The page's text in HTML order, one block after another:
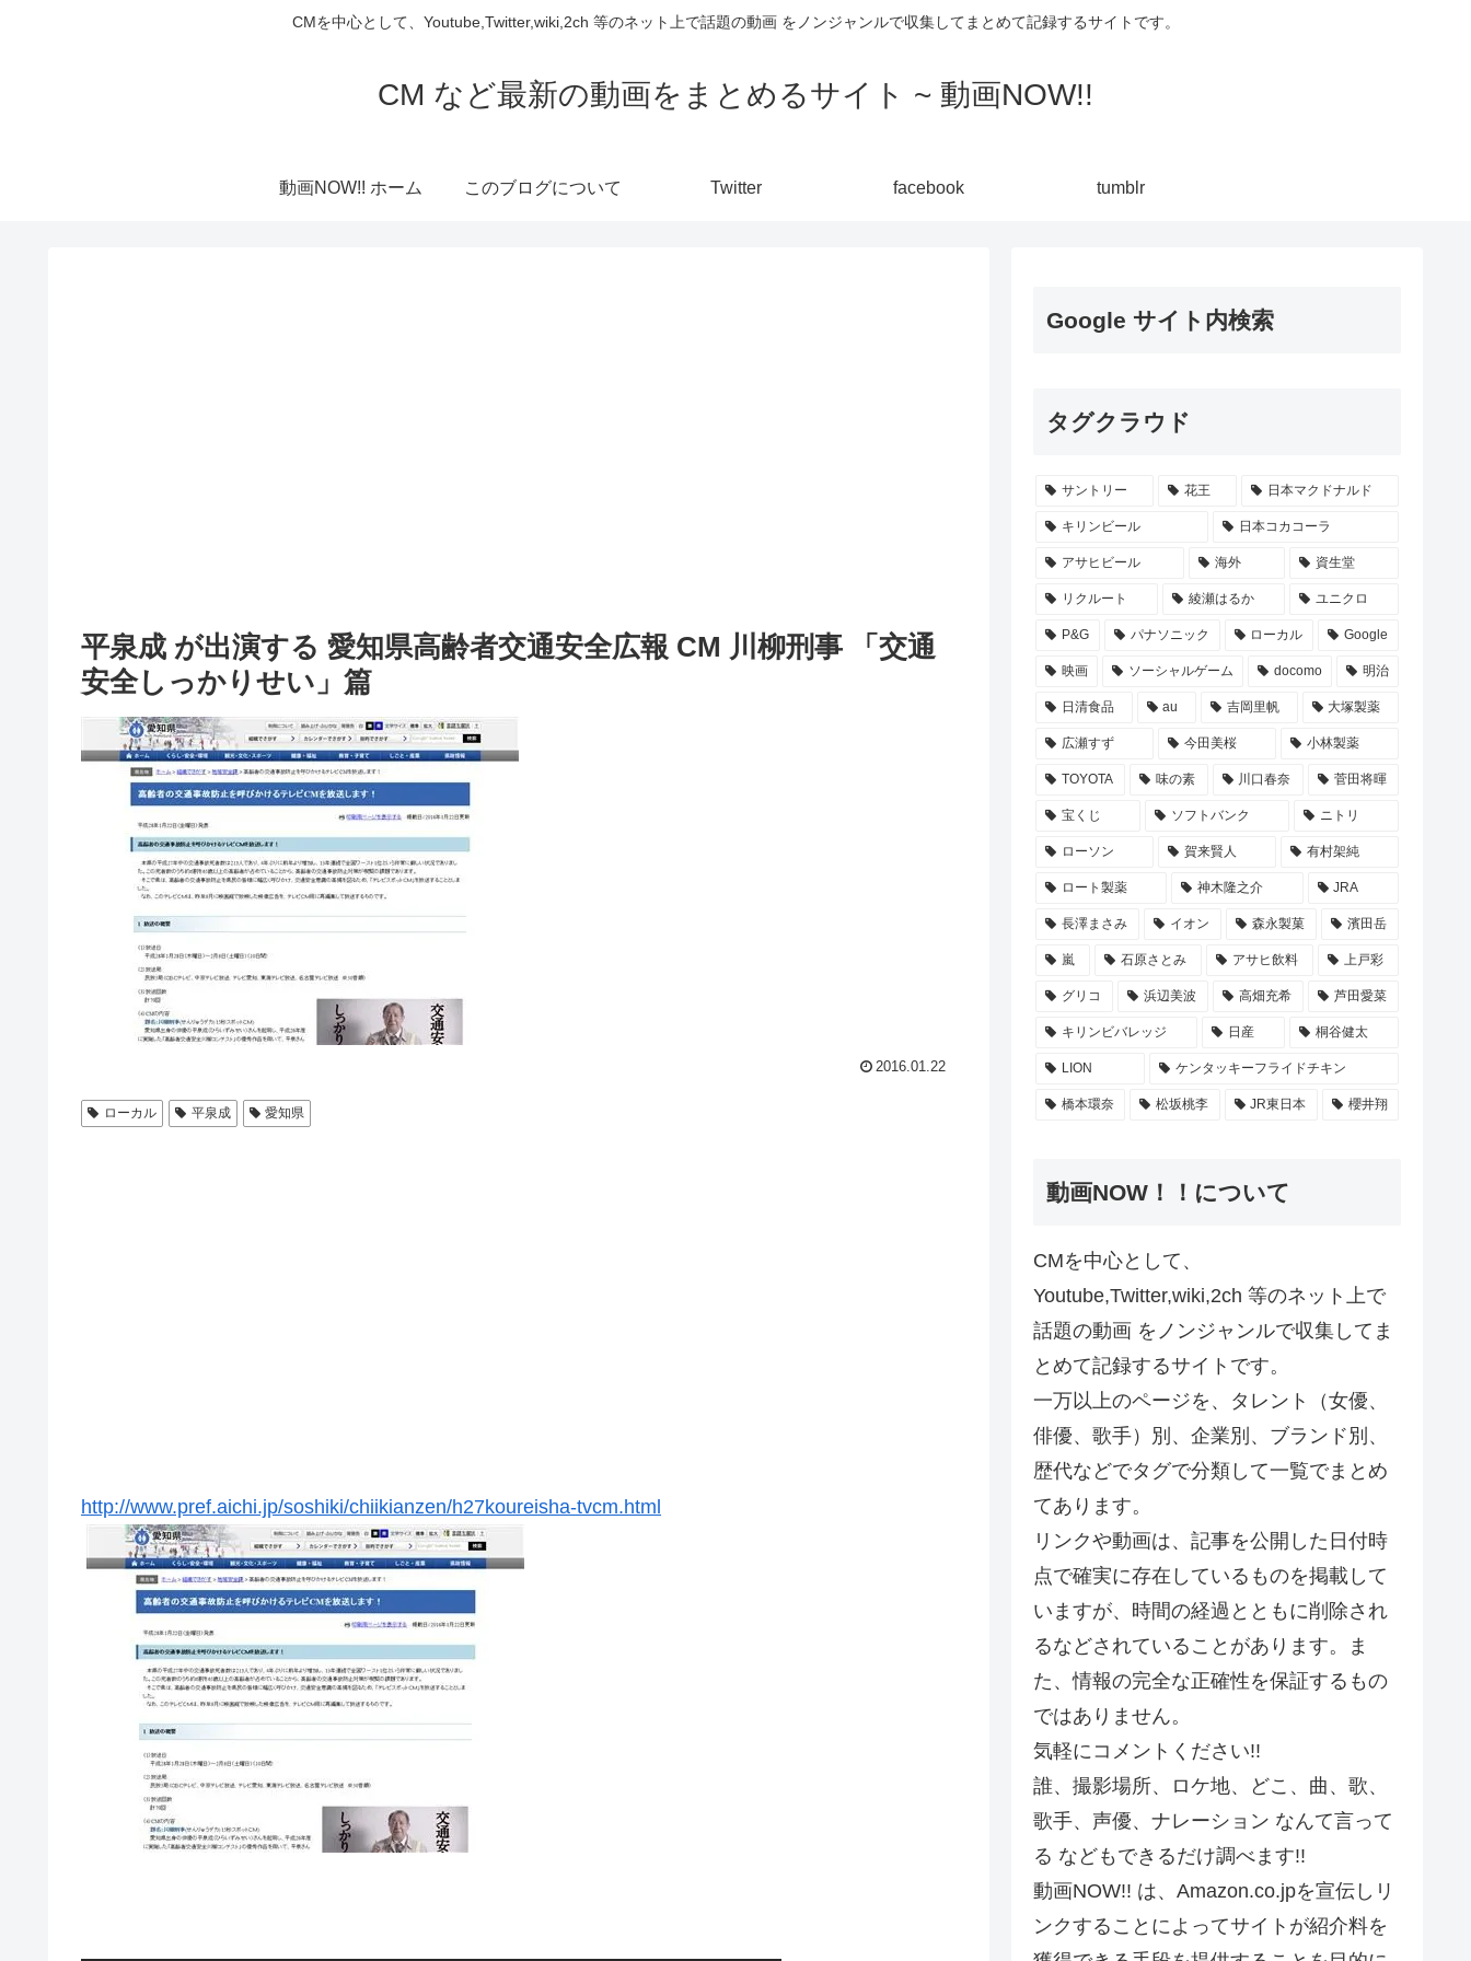
CMを中心として、Youtube,Twitter,wiki,2ch 等のネット上で話題の動画 をノンジャンルで収集してまとめて記録するサイトです。
CM など最新の動画をまとめるサイト ~ 動画NOW!!
動画NOW!! ホーム このブログについて Twitter facebook tumblr
平泉成 が出演する 愛知県高齢者交通安全広報 CM 川柳刑事 「交通
安全しっかりせい」篇
2016.01.22
ローカル 平泉成 愛知県
http://www.pref.aichi.jp/soshiki/chiikianzen/h27koureisha-tvcm.html
Google サイト内検索
タグクラウド
サントリー 花王 日本マクドナルド
キリンビール 日本コカコーラ
アサヒビール 海外 資生堂
リクルート 綾瀬はるか ユニクロ
P&G パナソニック ローカル Google
映画 ソーシャルゲーム docomo 明治
日清食品 au 吉岡里帆 大塚製薬
広瀬すず 今田美桜 小林製薬
TOYOTA 味の素 川口春奈 菅田将暉
宝くじ ソフトバンク ニトリ
ローソン 賀来賢人 有村架純
ロート製薬 神木隆之介 JRA
長澤まさみ イオン 森永製菓 濱田岳
嵐 石原さとみ アサヒ飲料 上戸彩
グリコ 浜辺美波 高畑充希 芦田愛菜
キリンビバレッジ 日産 桐谷健太
LION ケンタッキーフライドチキン
橋本環奈 松坂桃李 JR東日本 櫻井翔
動画NOW！！について
CMを中心として、
Youtube,Twitter,wiki,2ch 等のネット上で
話題の動画 をノンジャンルで収集してま
とめて記録するサイトです。
一万以上のページを、タレント（女優、
俳優、歌手）別、企業別、ブランド別、
歴代などでタグで分類して一覧でまとめ
てあります。
リンクや動画は、記事を公開した日付時
点で確実に存在しているものを掲載して
いますが、時間の経過とともに削除され
るなどされていることがあります。ま
た、情報の完全な正確性を保証するもの
ではありません。
気軽にコメントください!!
誰、撮影場所、ロケ地、どこ、曲、歌、
歌手、声優、ナレーション なんて言って
る などもできるだけ調べます!!
動画NOW!! は、Amazon.co.jpを宣伝しリ
ンクすることによってサイトが紹介料を